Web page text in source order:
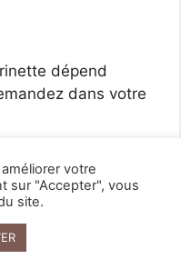
dépend
dans votre
clarinette est plus
que d’autres
prix sur la durée
votre
sur "Accepter", vous
site.